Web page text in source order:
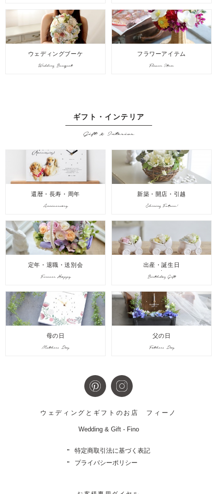
ウェディングブーケ
Wedding Bouquet
フラワーアイテム
Flower Item
ギフト・インテリア
Gift & Interior
還暦・長寿・周年
Anniversary
新築・開店・引越
Shining Future!
定年・退職・送別会
Forever Happy
出産・誕生日
Birthday Gift
母の日
Mothers Day
父の日
Fathers Day
ウェディングとギフトのお店 フィーノ
Wedding & Gift - Fino
特定商取引法に基づく表記
プライバシーポリシー